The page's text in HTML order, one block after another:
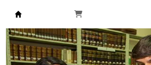
Biblioteca Universidad